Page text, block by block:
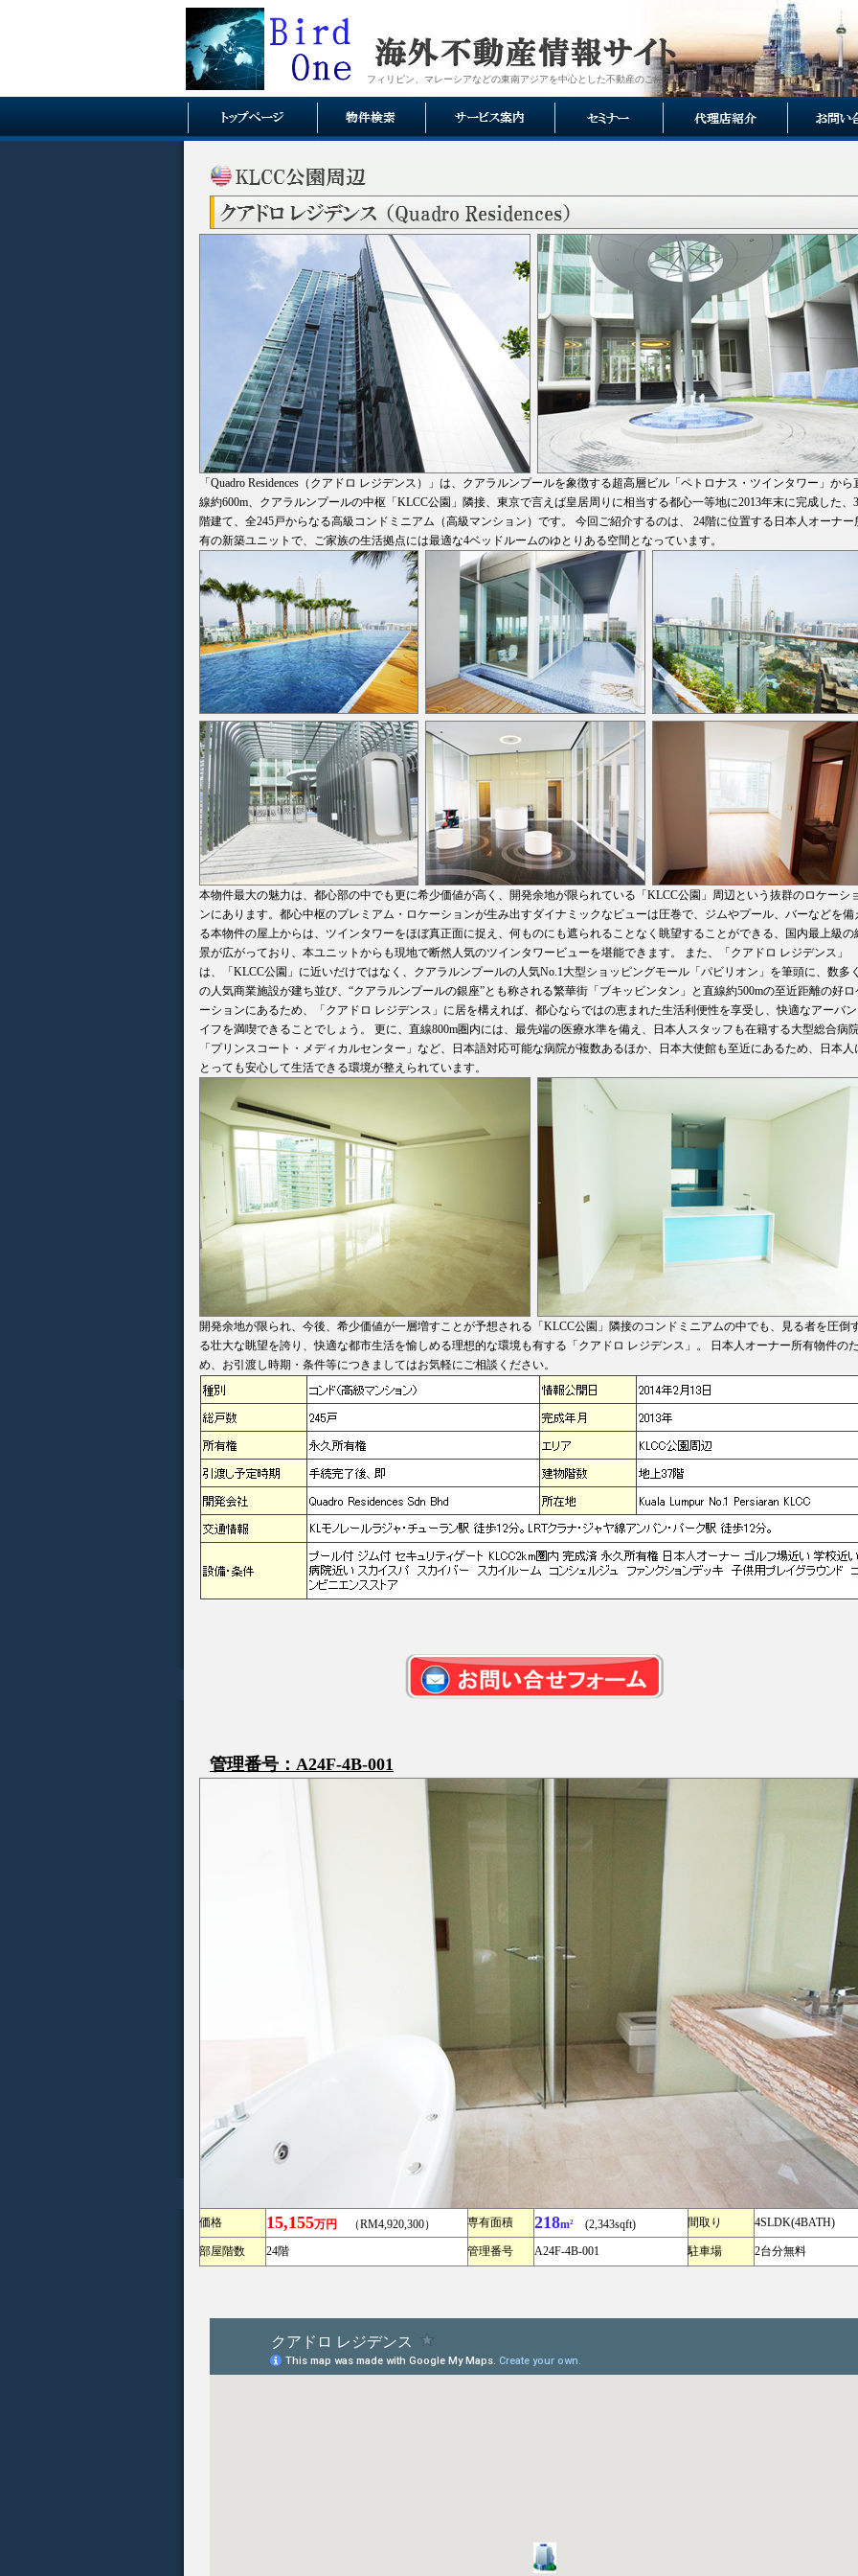
フィリピン、マレーシアなどの東南アジアを中心とした不動産のご紹介
「Quadro Residences（クアドロ レジデンス）」は、クアラルンプールを象徴する超高層ビル「ペトロナス・ツインタワー」から
線約600m、クアラルンプールの中枢「KLCC公園」隣接、東京で言えば皇居周りに相当する都心一等地に2013年末に完成した、
階建て、全245戸からなる高級コンドミニアム（高級マンション）です。 今回ご紹介するのは、 24階に位置する日本人オーナー
有の新築ユニットで、ご家族の生活拠点には最適な4ベッドルームのゆとりある空間となっています。
本物件最大の魅力は、都心部の中でも更に希少価値が高く、開発余地が限られている「KLCC公園」周辺という抜群のロケーシ
ンにあります。都心中枢のプレミアム・ロケーションが生み出すダイナミックなビューは圧巻で、ジムやプール、バーなどを備
る本物件の屋上からは、ツインタワーをほぼ真正面に捉え、何ものにも遮られることなく眺望することができる、国内最上級の
景が広がっており、本ユニットからも現地で断然人気のツインタワービューを堪能できます。 また、「クアドロ レジデンス」
は、「KLCC公園」に近いだけではなく、クアラルンプールの人気No.1大型ショッピングモール「パビリオン」を筆頭に、数多
の人気商業施設が建ち並び、“クアラルンプールの銀座”とも称される繁華街「ブキッビンタン」と直線約500mの至近距離の好ロ
ーションにあるため、「クアドロ レジデンス」に居を構えれば、都心ならではの恵まれた生活利便性を享受し、快適なアーバ
イフを満喫できることでしょう。 更に、直線800m圏内には、最先端の医療水準を備え、日本人スタッフも在籍する大型総合病
「プリンスコート・メディカルセンター」など、日本語対応可能な病院が複数あるほか、日本大使館も至近にあるため、日本人
とっても安心して生活できる環境が整えられています。
開発余地が限られ、今後、希少価値が一層増すことが予想される「KLCC公園」隣接のコンドミニアムの中でも、見る者を圧倒
る壮大な眺望を誇り、快適な都市生活を愉しめる理想的な環境も有する「クアドロ レジデンス」。 日本人オーナー所有物件の
め、お引渡し時期・条件等につきましてはお気軽にご相談ください。
管理番号：A24F-4B-001
価格 15,155万円 （RM4,920,300） 専有面積 218m² (2,343sqft) 間取り 4SLDK(4BATH)
部屋階数 24階 管理番号 A24F-4B-001 駐車場 2台分無料